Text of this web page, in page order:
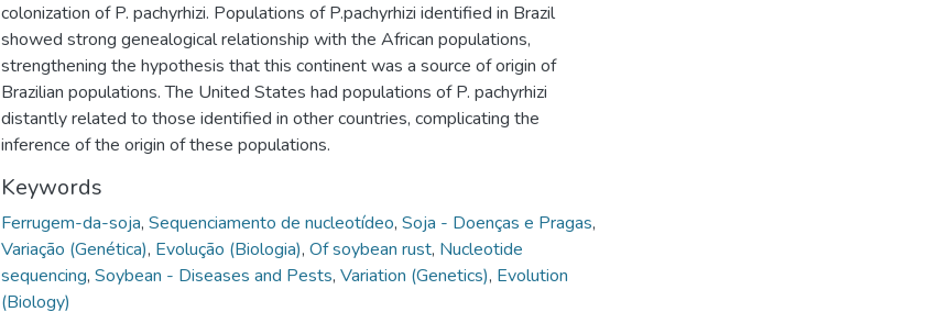
colonization of P. pachyrhizi. Populations of P.pachyrhizi identified in Brazil
showed strong genealogical relationship with the African populations,
strengthening the hypothesis that this continent was a source of origin of
Brazilian populations. The United States had populations of P. pachyrhizi
distantly related to those identified in other countries, complicating the
inference of the origin of these populations.
Keywords
Ferrugem-da-soja, Sequenciamento de nucleotídeo, Soja - Doenças e Pragas,
Variação (Genética), Evolução (Biologia), Of soybean rust, Nucleotide
sequencing, Soybean - Diseases and Pests, Variation (Genetics), Evolution
(Biology)